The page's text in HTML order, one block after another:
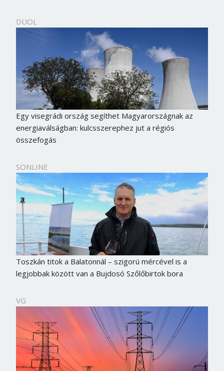
DUOL
Egy visegrádi ország segíthet Magyarországnak az
energiaválságban: kulcsszerephez jut a régiós
összefogás
SONLINE
Toszkán titok a Balatonnál – szigorú mércével is a
legjobbak között van a Bujdosó Szőlőbirtok bora
VG